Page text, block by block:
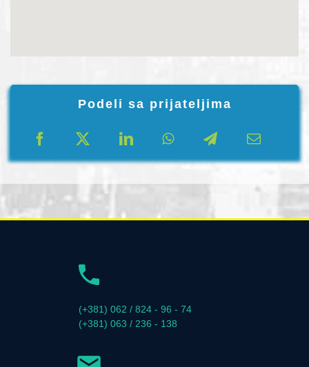
Podeli sa prijateljima
(+381) 062 / 824 - 96 - 74
(+381) 063 / 236 - 138